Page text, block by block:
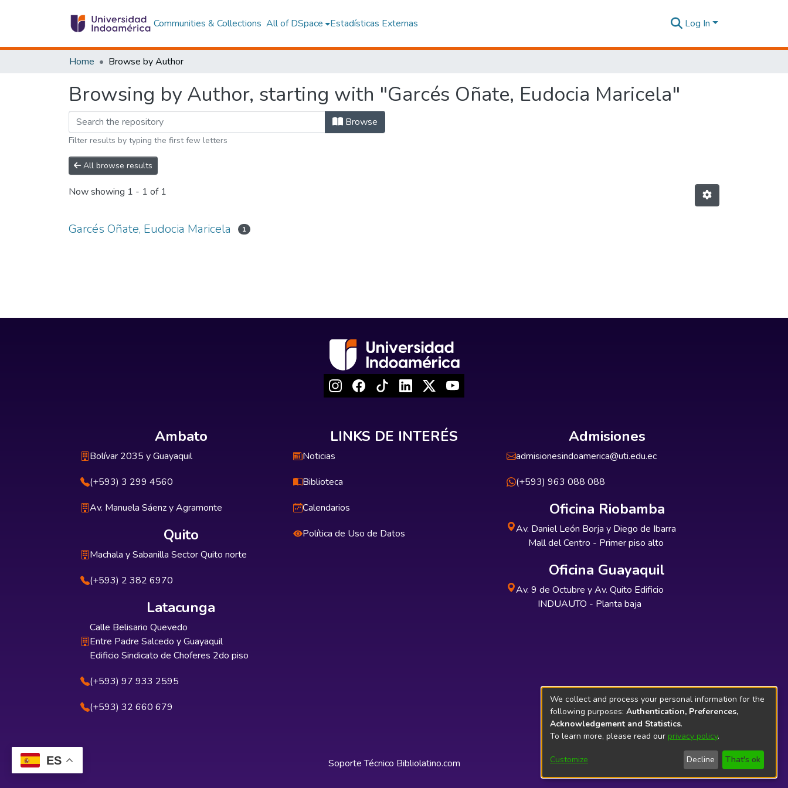
ES
Communities & Collections All of DSpace Estadísticas Externas Log In
Home Browse by Author
Browsing by Author, starting with "Garcés Oñate, Eudocia Maricela"
Browse
Filter results by typing the first few letters
All browse results
Now showing 1 - 1 of 1
Garcés Oñate, Eudocia Maricela 1
Ambato
Bolívar 2035 y Guayaquil
(+593) 3 299 4560
Av. Manuela Sáenz y Agramonte
Quito
Machala y Sabanilla Sector Quito norte
(+593) 2 382 6970
Latacunga
Calle Belisario Quevedo
Entre Padre Salcedo y Guayaquil
Edificio Sindicato de Choferes 2do piso
(+593) 97 933 2595
(+593) 32 660 679
LINKS DE INTERÉS
Noticias
Biblioteca
Calendarios
Política de Uso de Datos
Admisiones
admisionesindoamerica@uti.edu.ec
(+593) 963 088 088
Oficina Riobamba
Av. Daniel León Borja y Diego de Ibarra
Mall del Centro - Primer piso alto
Oficina Guayaquil
Av. 9 de Octubre y Av. Quito Edificio
INDUAUTO - Planta baja
Soporte Técnico Bibliolatino.com
We collect and process your personal information for the
following purposes: Authentication, Preferences,
Acknowledgement and Statistics.
To learn more, please read our privacy policy.
Customize Decline That's ok